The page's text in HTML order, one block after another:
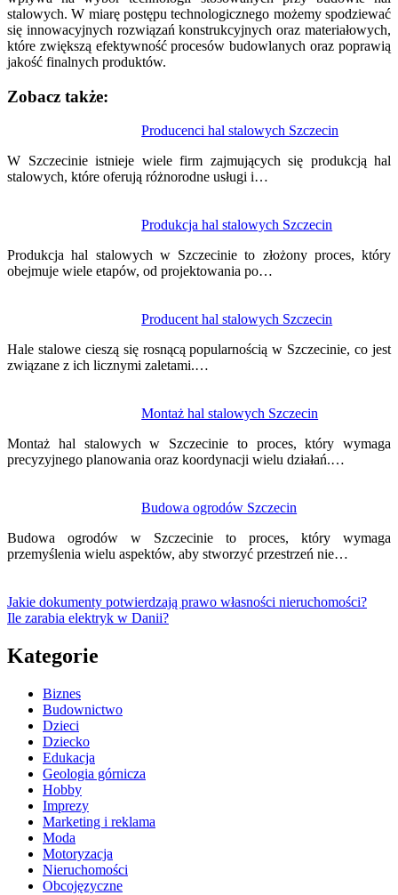
stalowych. W miarę postępu technologicznego możemy spodziewać
się innowacyjnych rozwiązań konstrukcyjnych oraz materiałowych,
które zwiększą efektywność procesów budowlanych oraz poprawią
jakość finalnych produktów.
Zobacz także:
Producenci hal stalowych Szczecin
W Szczecinie istnieje wiele firm zajmujących się produkcją hal
stalowych, które oferują różnorodne usługi i…
Produkcja hal stalowych Szczecin
Produkcja hal stalowych w Szczecinie to złożony proces, który
obejmuje wiele etapów, od projektowania po…
Producent hal stalowych Szczecin
Hale stalowe cieszą się rosnącą popularnością w Szczecinie, co jest
związane z ich licznymi zaletami.…
Montaż hal stalowych Szczecin
Montaż hal stalowych w Szczecinie to proces, który wymaga
precyzyjnego planowania oraz koordynacji wielu działań.…
Budowa ogrodów Szczecin
Budowa ogrodów w Szczecinie to proces, który wymaga
przemyślenia wielu aspektów, aby stworzyć przestrzeń nie…
wpisu
Jakie dokumenty potwierdzają prawo własności nieruchomości?
Ile zarabia elektryk w Danii?
Kategorie
Biznes
Budownictwo
Dzieci
Dziecko
Edukacja
Geologia górnicza
Hobby
Imprezy
Marketing i reklama
Moda
Motoryzacja
Nieruchomości
Obcojęzyczne